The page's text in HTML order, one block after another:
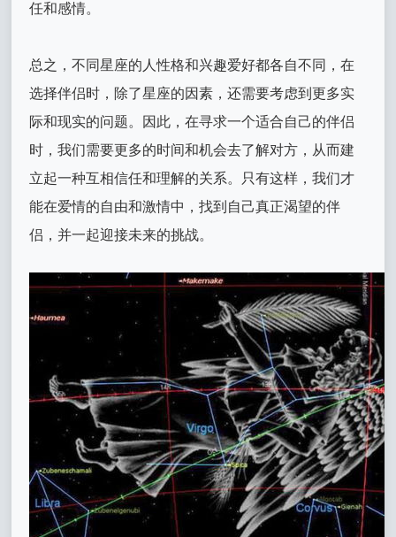
任和感情。
总之，不同星座的人性格和兴趣爱好都各自不同，在
选择伴侣时，除了星座的因素，还需要考虑到更多实
际和现实的问题。因此，在寻求一个适合自己的伴侣
时，我们需要更多的时间和机会去了解对方，从而建
立起一种互相信任和理解的关系。只有这样，我们才
能在爱情的自由和激情中，找到自己真正渴望的伴
侣，并一起迎接未来的挑战。